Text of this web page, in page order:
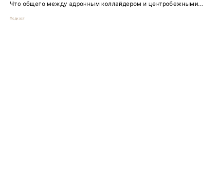
Что общего между адронным коллайдером и центробежными...
Подкаст